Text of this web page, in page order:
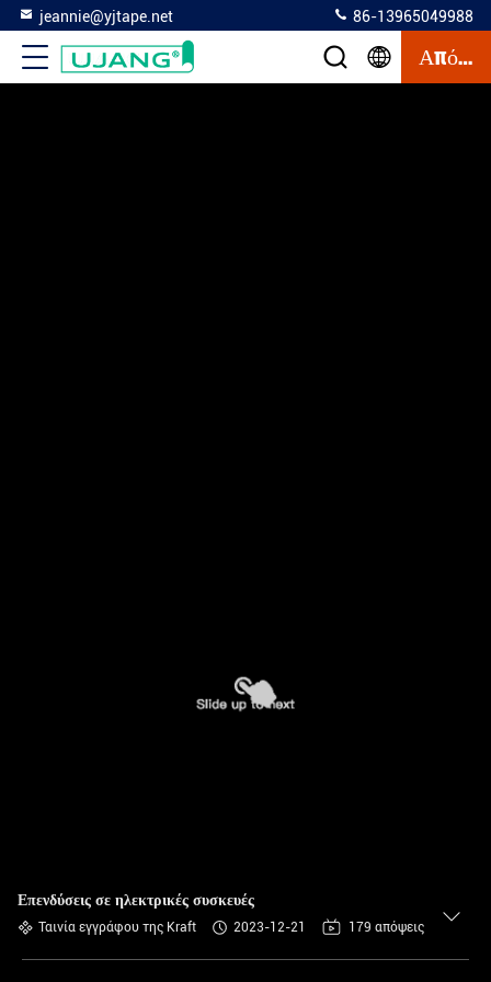
jeannie@yjtape.net 86-13965049988
Απόσπασμα
Επενδύσεις σε ηλεκτρικές συσκευές
Ταινία εγγράφου της Kraft 2023-12-21 179 απόψεις